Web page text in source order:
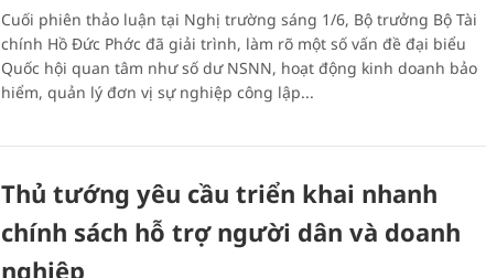
Cuối phiên thảo luận tại Nghị trường sáng 1/6, Bộ trưởng Bộ Tài
chính Hồ Đức Phớc đã giải trình, làm rõ một số vấn đề đại biểu
Quốc hội quan tâm như số dư NSNN, hoạt động kinh doanh bảo
hiểm, quản lý đơn vị sự nghiệp công lập...
Thủ tướng yêu cầu triển khai nhanh
chính sách hỗ trợ người dân và doanh
nghiệp